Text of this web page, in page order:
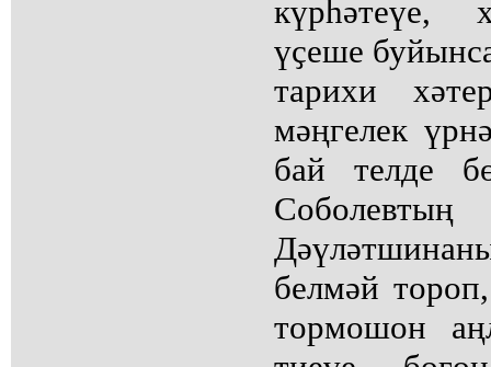
күрһәтеүе,
үҫеше
тарихи
мәңгелек
бай телде
белмәй
тормошон